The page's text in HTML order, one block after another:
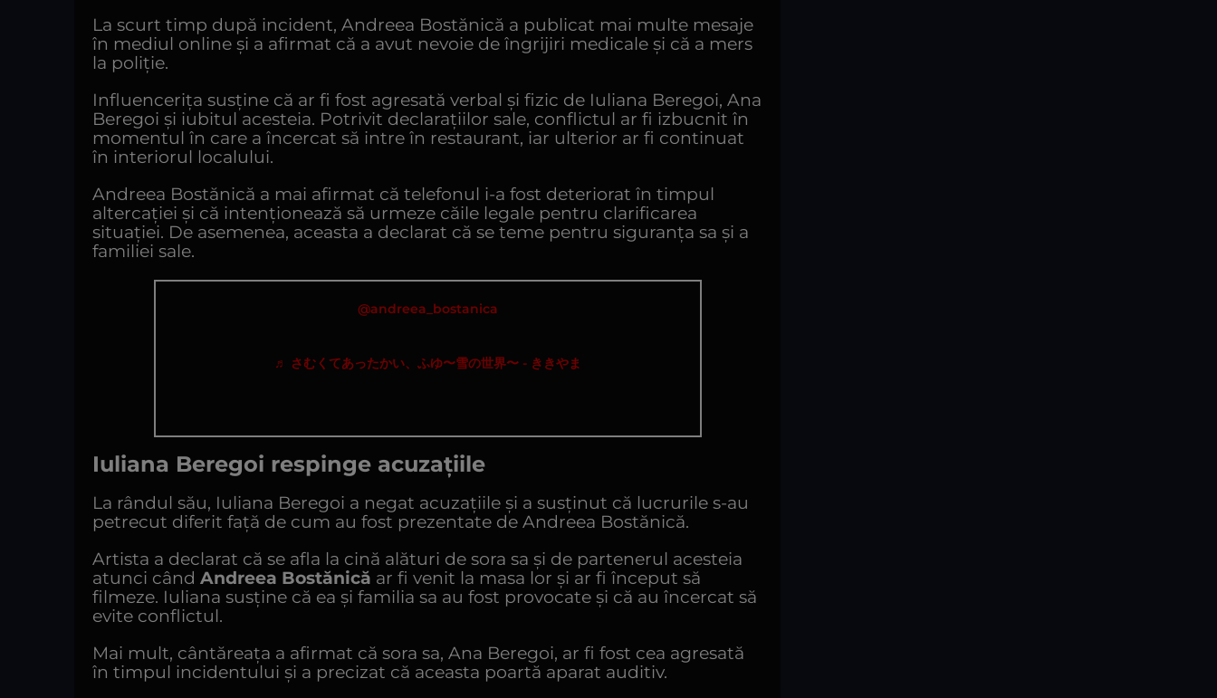
La scurt timp după incident, Andreea Bostănică a publicat mai multe mesaje
în mediul online și a afirmat că a avut nevoie de îngrijiri medicale și că a mers
la poliție.
Influencerița susține că ar fi fost agresată verbal și fizic de Iuliana Beregoi, Ana
Beregoi și iubitul acesteia. Potrivit declarațiilor sale, conflictul ar fi izbucnit în
momentul în care a încercat să intre în restaurant, iar ulterior ar fi continuat
în interiorul localului.
Andreea Bostănică a mai afirmat că telefonul i-a fost deteriorat în timpul
altercației și că intenționează să urmeze căile legale pentru clarificarea
situației. De asemenea, aceasta a declarat că se teme pentru siguranța sa și a
familiei sale.
@andreea_bostanica
♬ さむくてあったかい、ふゆ〜雪の世界〜 - ききやま
Iuliana Beregoi respinge acuzațiile
La rândul său, Iuliana Beregoi a negat acuzațiile și a susținut că lucrurile s-au
petrecut diferit față de cum au fost prezentate de Andreea Bostănică.
Artista a declarat că se afla la cină alături de sora sa și de partenerul acesteia
atunci când Andreea Bostănică ar fi venit la masa lor și ar fi început să
filmeze. Iuliana susține că ea și familia sa au fost provocate și că au încercat să
evite conflictul.
Mai mult, cântăreața a afirmat că sora sa, Ana Beregoi, ar fi fost cea agresată
în timpul incidentului și a precizat că aceasta poartă aparat auditiv.